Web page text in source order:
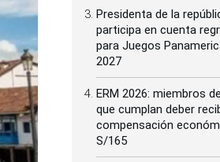
Presidenta de la
participa en cuenta
para Juegos
2027
ERM 2026: miembros
que cumplan deber
compensación
S/165